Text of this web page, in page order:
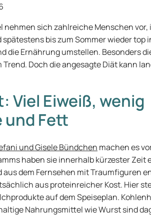
nehmen sich zahlreiche Menschen
bis zum Sommer wieder top
die Ernährung umstellen. Besonders
Doch die angesagte Diät kann
Viel Eiweiß, wenig
und Fett
und Gisele Bündchen machen es
haben sie innerhalb kürzester Zeit
dem Fernsehen mit Traumfiguren
aus proteinreicher Kost. Hier
auf dem Speiseplan.
Nahrungsmittel wie Wurst sind